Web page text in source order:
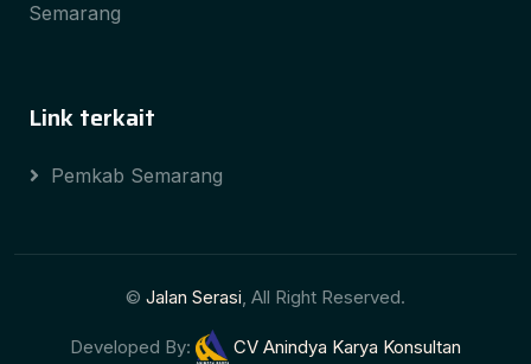
Semarang
Link terkait
Pemkab Semarang
© Jalan Serasi, All Right Reserved.
Developed By: CV Anindya Karya Konsultan